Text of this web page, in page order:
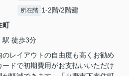
所在階 1-2階/2階建
町
駅 徒歩3分
のレイアウトの自由度も高くお勧め
ドで初期費用がお支払いいただけ